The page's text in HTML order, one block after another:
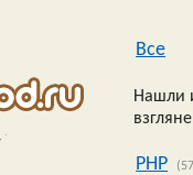
Все
Нашли
PHP